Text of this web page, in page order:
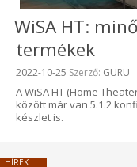
WiSA HT:
termékek
Beküldve:
2022-10-25 Szerző: GURU
A WiSA HT (Home
között már van 5.1.2
készlet is.
HÍREK